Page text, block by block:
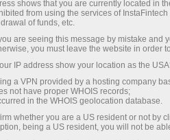
نئے کھلاڑی
کے مختلف پرومو
ہے جو کلائنٹس کے لیے
ہیں۔ یہ انسٹا
اور منصوبوں کے
فراہم کرتا ہے۔
کو متعدد مقابلوں
shows that you are currently located in
from using the services of
of funds, etc.
are seeing this message by mistake and
you must leave the website in order
IP address show your location as the
a VPN provided by a hosting company
not have proper WHOIS records;
in the WHOIS geolocation database.
whether you are a US resident or not by
being a US resident, you will not be